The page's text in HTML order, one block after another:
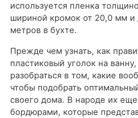
используется пленка
шириной кромок от 20,0 мм и
метров в бухте.
Прежде чем узнать, как
пластиковый уголок на
разобраться в том, какие
чтобы подобрать
своего дома. В народе их
бордюрами, которые